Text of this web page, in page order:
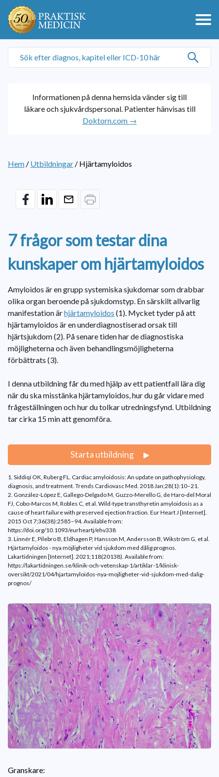
Informationen på denna hemsida vänder sig till
läkare och sjukvårdspersonal. Patienter hänvisas till
Doktorn.com →
Hem / Utbildningar / Hjärtamyloidos
7 frågor som testar dina
kunskaper om hjärtamyloidos
Amyloidos är en grupp systemiska sjukdomar som drabbar
olika organ beroende på sjukdomstyp. En särskilt allvarlig
manifestation ärhjärtamyloidos (1). Mycket tyder på att
hjärtamyloidos är en underdiagnostiserad orsak till
hjärtsjukdom (2). På senare tiden har de diagnostiska
möjligheterna och även behandlingsmöjligheterna
förbättrats (3).
I denna utbildning får du med hjälp av ett patientfall lära dig
när du ska misstänka hjärtamyloidos, hur du går vidare med
frågeställningen och hur du tolkar utredningsfynd. Utbildning
tar cirka 15 min att genomföra.
Starta utbildning
1. Siddiqi OK, Ruberg FL. Cardiac amyloidosis: An update on pathophysiology,
diagnosis, and treatment. Trends Cardiovasc Med. 2018 Jan;28(1):10–21.
2. González-López E, Gallego-Delgado M, Guzzo-Merello G, de Haro-del Moral
FJ, Cobo-Marcos M, Robles C, et al. Wild-type transthyretin amyloidosis as a
cause of heart failure with preserved ejection fraction. Eur Heart J [Internet].
2015 Oct 7;36(38):2585–94. Available from:
https://doi.org/10.1093/eurheartj/ehv338
3. Linnér E, Pilebro B, Eldhagen P, Hansson M, Andersson B, Wikström G, et al.
Hjärtamyloidos - nya möjligheter vid sjukdom med dålig prognos.
Lakartidningen [Internet]. 2021;118(20138). Available from:
https://lakartidningen.se/klinik-och-vetenskap-1/artiklar-1/klinisk-
oversikt/2021/04/hjartamyloidos-nya-mojligheter-vid-sjukdom-med-dalig-
prognos/
Granskare: